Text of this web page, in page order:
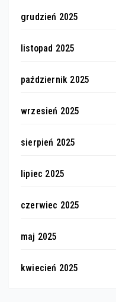
grudzień 2025
listopad 2025
październik 2025
wrzesień 2025
sierpień 2025
lipiec 2025
czerwiec 2025
maj 2025
kwiecień 2025